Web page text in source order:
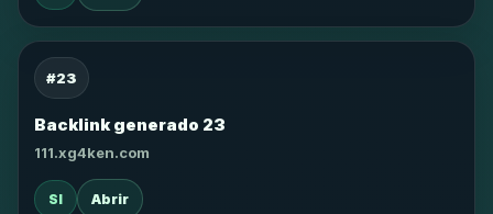
#23
Backlink generado 23
111.xg4ken.com
SI Abrir